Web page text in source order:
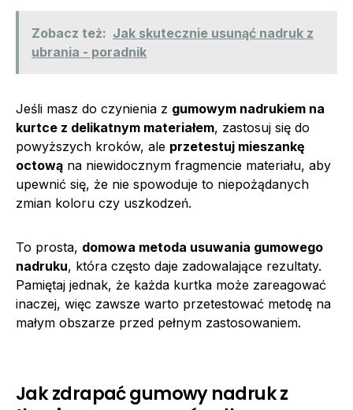
Zobacz też: Jak skutecznie usunąć nadruk z
ubrania - poradnik
Jeśli masz do czynienia z gumowym nadrukiem na
kurtce z delikatnym materiałem, zastosuj się do
powyższych kroków, ale przetestuj mieszankę
octową na niewidocznym fragmencie materiału, aby
upewnić się, że nie spowoduje to niepożądanych
zmian koloru czy uszkodzeń.
To prosta, domowa metoda usuwania gumowego
nadruku, która często daje zadowalające rezultaty.
Pamiętaj jednak, że każda kurtka może zareagować
inaczej, więc zawsze warto przetestować metodę na
małym obszarze przed pełnym zastosowaniem.
Jak zdrapać gumowy nadruk z